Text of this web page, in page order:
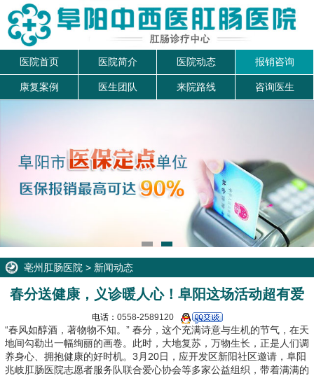
医院首页 医院简介 医院动态 报销咨询
康复案例 医生团队 来院路线 咨询医生
亳州肛肠医院 > 新闻动态
春分送健康，义诊暖人心！阜阳这场活动超有爱
电话： 0558-2589120
“春风如醇酒，著物物不知。” 春分，这个充满诗意与生机的节气，在天
地间勾勒出一幅绚丽的画卷。此时，大地复苏，万物生长，正是人们调
养身心、拥抱健康的好时机。3月20日，应开发区新阳社区邀请，阜阳
兆岐肛肠医院志愿者服务队联合爱心协会等多家公益组织，带着满满的